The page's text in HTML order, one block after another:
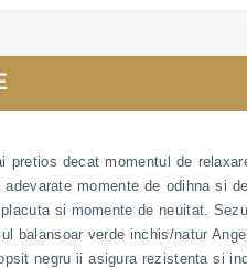
pretios decat momentul de
momente de odihna si
si momente de neuitat.
balansoar verde inchis/natur
negru ii asigura rezistenta si